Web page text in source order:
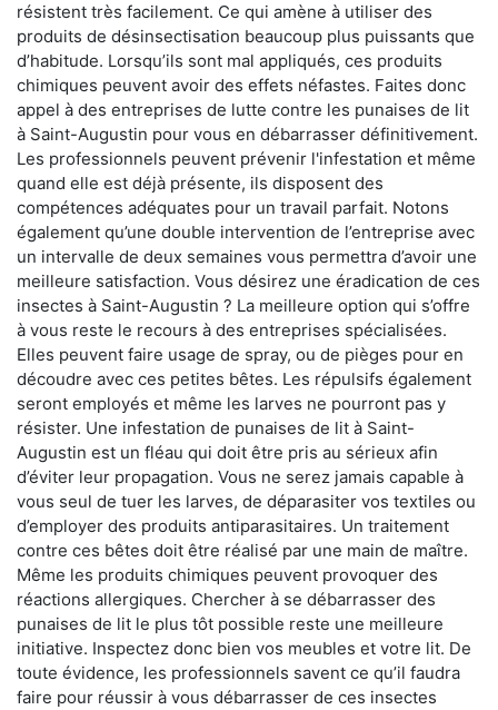
résistent très facilement. Ce qui amène à utiliser des
produits de désinsectisation beaucoup plus puissants que
d’habitude. Lorsqu’ils sont mal appliqués, ces produits
chimiques peuvent avoir des effets néfastes. Faites donc
appel à des entreprises de lutte contre les punaises de lit
à Saint-Augustin pour vous en débarrasser définitivement.
Les professionnels peuvent prévenir l'infestation et même
quand elle est déjà présente, ils disposent des
compétences adéquates pour un travail parfait. Notons
également qu’une double intervention de l’entreprise avec
un intervalle de deux semaines vous permettra d’avoir une
meilleure satisfaction. Vous désirez une éradication de ces
insectes à Saint-Augustin ? La meilleure option qui s’offre
à vous reste le recours à des entreprises spécialisées.
Elles peuvent faire usage de spray, ou de pièges pour en
découdre avec ces petites bêtes. Les répulsifs également
seront employés et même les larves ne pourront pas y
résister. Une infestation de punaises de lit à Saint-
Augustin est un fléau qui doit être pris au sérieux afin
d’éviter leur propagation. Vous ne serez jamais capable à
vous seul de tuer les larves, de déparasiter vos textiles ou
d’employer des produits antiparasitaires. Un traitement
contre ces bêtes doit être réalisé par une main de maître.
Même les produits chimiques peuvent provoquer des
réactions allergiques. Chercher à se débarrasser des
punaises de lit le plus tôt possible reste une meilleure
initiative. Inspectez donc bien vos meubles et votre lit. De
toute évidence, les professionnels savent ce qu’il faudra
faire pour réussir à vous débarrasser de ces insectes